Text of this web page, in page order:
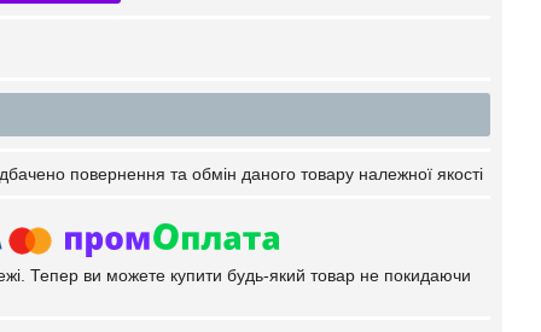
повернення та обмін даного товару належної якості
Тепер ви можете купити будь-який товар не покидаючи